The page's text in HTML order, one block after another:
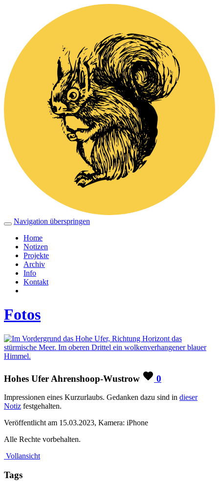
Navigation überspringen
Home
Notizen
Projekte
Archiv
Info
Kontakt
Fotos
Hohes Ufer Ahrenshoop-Wustrow 0
Impressionen eines Kurzurlaubs. Gedanken dazu sind in dieser
Notiz festgehalten.
Veröffentlicht am 15.03.2023, Kamera: iPhone
Alle Rechte vorbehalten.
Vollansicht
Tags